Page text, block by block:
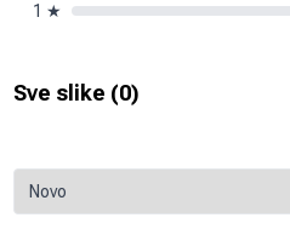
1 ★
Sve slike (0)